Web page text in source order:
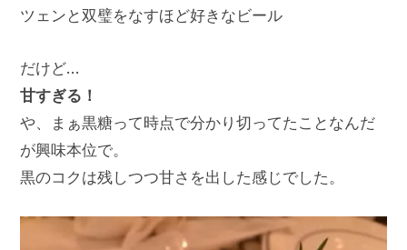
ツェンと双璧をなすほど好きなビール
だけど…
甘すぎる！
や、まぁ黒糖って時点で分かり切ってたことなんだ
が興味本位で。
黒のコクは残しつつ甘さを出した感じでした。